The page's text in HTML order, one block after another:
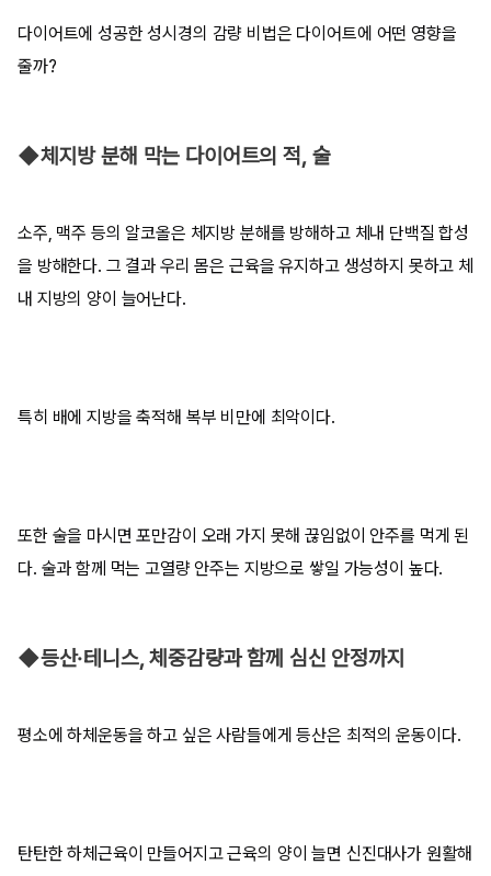
다이어트에 성공한 성시경의 감량 비법은 다이어트에 어떤 영향을
줄까?
◆체지방 분해 막는 다이어트의 적, 술
소주, 맥주 등의 알코올은 체지방 분해를 방해하고 체내 단백질 합성
을 방해한다. 그 결과 우리 몸은 근육을 유지하고 생성하지 못하고 체
내 지방의 양이 늘어난다.
특히 배에 지방을 축적해 복부 비만에 최악이다.
또한 술을 마시면 포만감이 오래 가지 못해 끊임없이 안주를 먹게 된
다. 술과 함께 먹는 고열량 안주는 지방으로 쌓일 가능성이 높다.
◆등산·테니스, 체중감량과 함께 심신 안정까지
평소에 하체운동을 하고 싶은 사람들에게 등산은 최적의 운동이다.
탄탄한 하체근육이 만들어지고 근육의 양이 늘면 신진대사가 원활해